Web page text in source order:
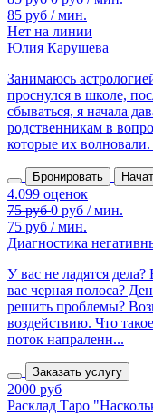
85 руб / мин.
Нет на линии
Юлия Карушева
Занимаюсь
проснулся в школе,
сбываться, я начала
родственникам в
которые их
Бронировать
75 руб / мин.
Диагностика
У вас не ладятся
вас черная полоса?
решить проблемы?
воздействию. Что
поток напраленн...
Заказать услугу
2000 руб
Расклад Таро